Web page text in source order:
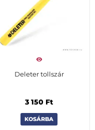
Deleter tollszár
3 150 Ft
KOSÁRBA